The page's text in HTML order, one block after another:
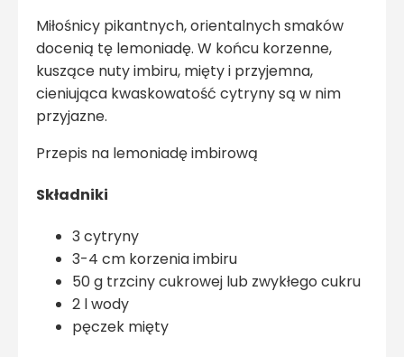
Miłośnicy pikantnych, orientalnych smaków
docenią tę lemoniadę. W końcu korzenne,
kuszące nuty imbiru, mięty i przyjemna,
cieniująca kwaskowatość cytryny są w nim
przyjazne.
Przepis na lemoniadę imbirową
Składniki
3 cytryny
3-4 cm korzenia imbiru
50 g trzciny cukrowej lub zwykłego cukru
2 l wody
pęczek mięty